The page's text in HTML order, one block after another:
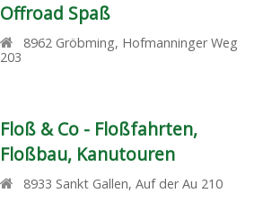
Offroad Spaß
8962 Gröbming, Hofmanninger Weg
203
Floß & Co - Floßfahrten,
Floßbau, Kanutouren
8933 Sankt Gallen,Auf der Au 210